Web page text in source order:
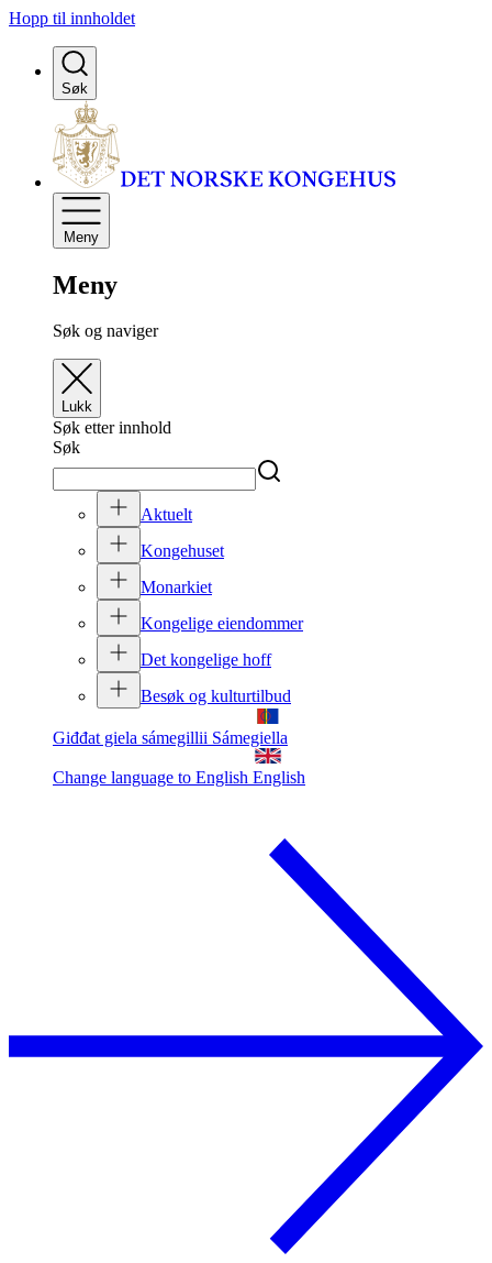
Hopp til innholdet
Søk
Meny
Meny
Søk og naviger
Lukk
Søk etter innhold
Søk
Aktuelt
Kongehuset
Monarkiet
Kongelige eiendommer
Det kongelige hoff
Besøk og kulturtilbud
Giđđat giela sámegillii Sámegiella
Change language to English English